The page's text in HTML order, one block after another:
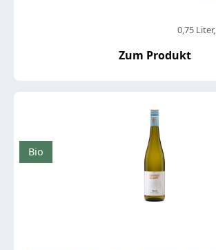
0,75 Liter
Zum Produkt
Bio